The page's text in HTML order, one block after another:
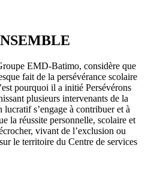
EMD-Batimo, considère que
fait de la persévérance scolaire
pourquoi il a initié Persévérons
plusieurs intervenants de la
s’engage à contribuer et à
la réussite personnelle, scolaire et
vivant de l’exclusion ou
le territoire du Centre de services